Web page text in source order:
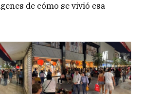
de cómo se vivió esa